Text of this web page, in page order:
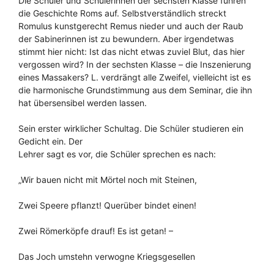
die Geschichte Roms auf. Selbstverständlich streckt
Romulus kunstgerecht Remus nieder und auch der Raub
der Sabinerinnen ist zu bewundern. Aber irgendetwas
stimmt hier nicht: Ist das nicht etwas zuviel Blut, das hier
vergossen wird? In der sechsten Klasse – die Inszenierung
eines Massakers? L. verdrängt alle Zweifel, vielleicht ist es
die harmonische Grundstimmung aus dem Seminar, die ihn
hat übersensibel werden lassen.
Sein erster wirklicher Schultag. Die Schüler studieren ein
Gedicht ein. Der
Lehrer sagt es vor, die Schüler sprechen es nach:
„Wir bauen nicht mit Mörtel noch mit Steinen,
Zwei Speere pflanzt! Querüber bindet einen!
Zwei Römerköpfe drauf! Es ist getan! –
Das Joch umstehn verwogne Kriegsgesellen